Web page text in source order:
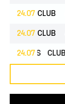
24.07 CLUB
24.07 CLUB
24.07
PROS CLUB